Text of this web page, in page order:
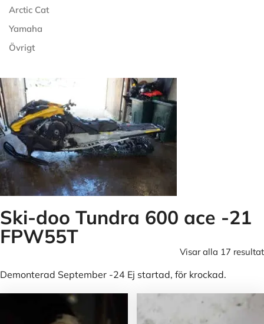
Arctic Cat
Yamaha
Övrigt
Ski-doo Tundra 600 ace -21
FPW55T
Visar alla 17 resultat
Demonterad September -24 Ej startad, för krockad.